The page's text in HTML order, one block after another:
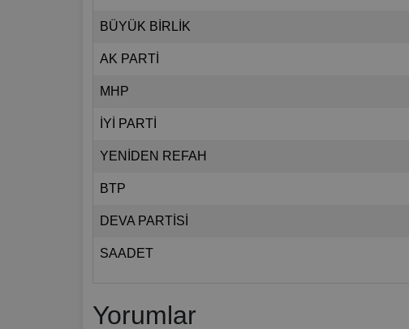
BÜYÜK BİRLİK
AK PARTİ
MHP
İYİ PARTİ
YENİDEN REFAH
BTP
DEVA PARTİSİ
SAADET
Yorumlar